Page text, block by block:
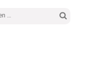
Zoeken